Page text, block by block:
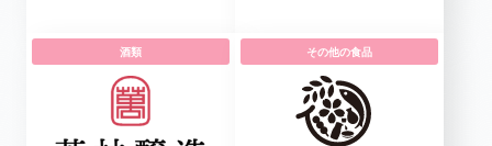
酒類 その他の食品